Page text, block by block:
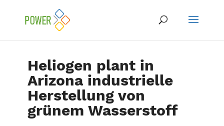
Heliogen plant in
Arizona industrielle
Herstellung von
grünem Wasserstoff